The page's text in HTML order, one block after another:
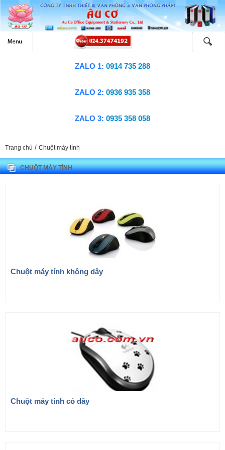
ZALO 1: 0914 735 288
ZALO 2: 0936 935 358
ZALO 3: 0935 358 058
Trang chủ / Chuột máy tính
CHUỘT MÁY TÍNH
Chuột máy tính không dây
Chuột máy tính có dây